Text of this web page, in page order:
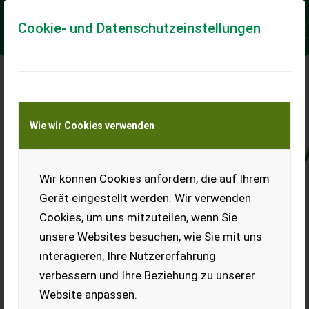
Cookie- und Datenschutzeinstellungen
Wie wir Cookies verwenden
Wir können Cookies anfordern, die auf Ihrem
Gerät eingestellt werden. Wir verwenden
Cookies, um uns mitzuteilen, wenn Sie
unsere Websites besuchen, wie Sie mit uns
interagieren, Ihre Nutzererfahrung
verbessern und Ihre Beziehung zu unserer
Website anpassen.
DIE AKTUELLE
SITUATION AM
„Die Herausforderungen der
kommenden Monate meistern“
Die Gebrauchtmaschinen-Höfe sind nach wie vor (zu)
leer, Kundenanfragen können nicht bedient werden, weil